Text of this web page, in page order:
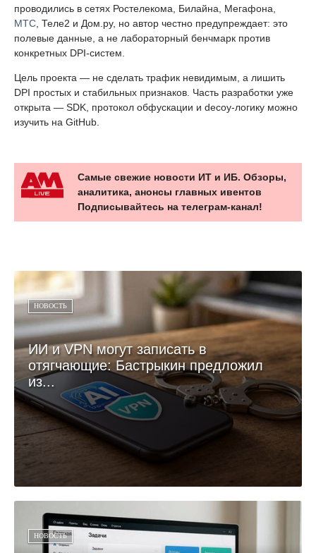
проводились в сетях Ростелекома, Билайна, Мегафона,
МТС , Теле2 и Дом.ру, но автор честно предупреждает: это
полевые данные, а не лабораторный бенчмарк против
конкретных DPI-систем.
Цель проекта — не сделать трафик невидимым, а лишить
DPI простых и стабильных признаков. Часть разработки уже
открыта — SDK, протокол обфускации и decoy-логику можно
изучить на GitHub.
Самые свежие новости ИТ и ИБ. Обзоры,
аналитика, анонсы главных ивентов
Подписывайтесь на телеграм-канал!
НОВОСТЬ
ИИ и VPN могут записать в
отягчающие: Бастрыкин предложил
из...
НОВОСТЬ